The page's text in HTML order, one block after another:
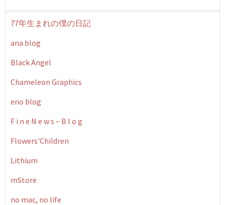
77年生まれの僕の日記
ana blog
Black Angel
Chameleon Graphics
eno blog
F i n e N e w s – B l o g
Flowers'Children
Lithium
mStore
no mac, no life